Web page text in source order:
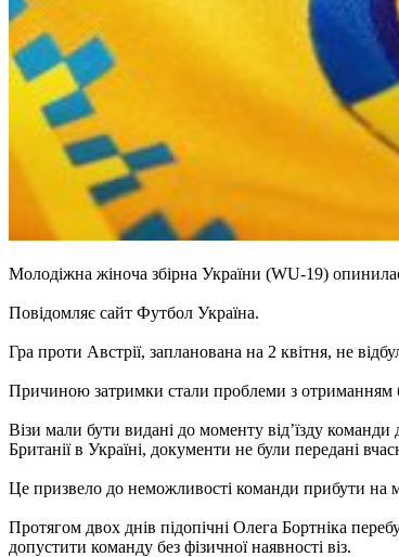
Молодіжна жіноча збірна України (WU-19)
Повідомляє сайт Футбол Україна.
Гра проти Австрії, запланована на 2 квітня, не
Причиною затримки стали проблеми з отриманням
Візи мали бути видані до моменту від’їзду
Британії в Україні, документи не були передані
Це призвело до неможливості команди прибути на
Протягом двох днів підопічні Олега Бортніка
допустити команду без фізичної наявності віз.